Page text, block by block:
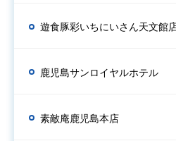
遊食豚彩いちにいさん天文館
鹿児島サンロイヤルホテル
素敵庵鹿児島本店